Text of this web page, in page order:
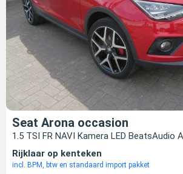
Seat Arona occasion
1.5 TSI FR NAVI Kamera LED BeatsAudio
Rijklaar op kenteken
incl. BPM, btw en standaard import pakket